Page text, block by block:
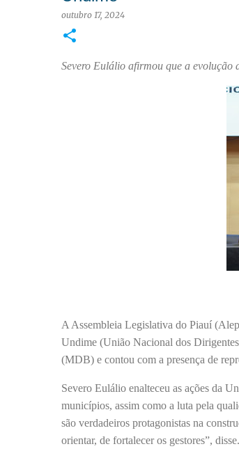
outubro 17, 2024
Severo Eulálio afirmou que a
A Assembleia Legislativa do Piauí
Undime (União Nacional dos
(MDB) e contou com a presença de
Severo Eulálio enalteceu as ações da
municípios, assim como a luta pela
são verdadeiros protagonistas na
orientar, de fortalecer os gestores”, disse.